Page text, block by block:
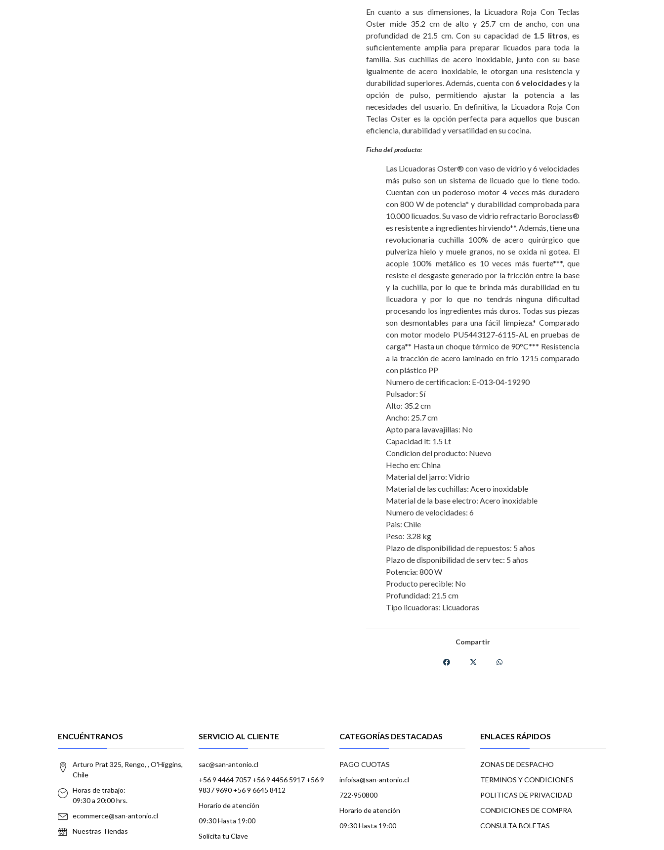
En cuanto a sus dimensiones, la Licuadora Roja Con Teclas
Oster mide 35.2 cm de alto y 25.7 cm de ancho, con una
profundidad de 21.5 cm. Con su capacidad de 1.5 litros, es
suficientemente amplia para preparar licuados para toda la
familia. Sus cuchillas de acero inoxidable, junto con su base
igualmente de acero inoxidable, le otorgan una resistencia y
durabilidad superiores. Además, cuenta con 6 velocidades y la
opción de pulso, permitiendo ajustar la potencia a las
necesidades del usuario. En definitiva, la Licuadora Roja Con
Teclas Oster es la opción perfecta para aquellos que buscan
eficiencia, durabilidad y versatilidad en su cocina.
Ficha del producto:
Las Licuadoras Oster® con vaso de vidrio y 6 velocidades
más pulso son un sistema de licuado que lo tiene todo.
Cuentan con un poderoso motor 4 veces más duradero
con 800 W de potencia* y durabilidad comprobada para
10.000 licuados. Su vaso de vidrio refractario Boroclass®
es resistente a ingredientes hirviendo**. Además, tiene una
revolucionaria cuchilla 100% de acero quirúrgico que
pulveriza hielo y muele granos, no se oxida ni gotea. El
acople 100% metálico es 10 veces más fuerte***, que
resiste el desgaste generado por la fricción entre la base
y la cuchilla, por lo que te brinda más durabilidad en tu
licuadora y por lo que no tendrás ninguna dificultad
procesando los ingredientes más duros. Todas sus piezas
son desmontables para una fácil limpieza.* Comparado
con motor modelo PU5443127-6115-AL en pruebas de
carga** Hasta un choque térmico de 90°C*** Resistencia
a la tracción de acero laminado en frío 1215 comparado
con plástico PP
Numero de certificacion: E-013-04-19290
Pulsador: Sí
Alto: 35.2 cm
Ancho: 25.7 cm
Apto para lavavajillas: No
Capacidad lt: 1.5 Lt
Condicion del producto: Nuevo
Hecho en: China
Material del jarro: Vidrio
Material de las cuchillas: Acero inoxidable
Material de la base electro: Acero inoxidable
Numero de velocidades: 6
Pais: Chile
Peso: 3.28 kg
Plazo de disponibilidad de repuestos: 5 años
Plazo de disponibilidad de serv tec: 5 años
Potencia: 800 W
Producto perecible: No
Profundidad: 21.5 cm
Tipo licuadoras: Licuadoras
Compartir
ENCUÉNTRANOS
Arturo Prat 325, Rengo, , O'Higgins,
Chile
Horas de trabajo:
09:30 a 20:00 hrs.
ecommerce@san-antonio.cl
Nuestras Tiendas
SERVICIO AL CLIENTE
sac@san-antonio.cl
+56 9 4464 7057 +56 9 4456 5917 +56 9
9837 9690 +56 9 6645 8412
Horario de atención
09:30 Hasta 19:00
Solicita tu Clave
CATEGORÍAS DESTACADAS
PAGO CUOTAS
infoisa@san-antonio.cl
722-950800
Horario de atención
09:30 Hasta 19:00
ENLACES RÁPIDOS
ZONAS DE DESPACHO
TERMINOS Y CONDICIONES
POLITICAS DE PRIVACIDAD
CONDICIONES DE COMPRA
CONSULTA BOLETAS